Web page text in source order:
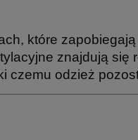
które
znajdują się
czemu odzież